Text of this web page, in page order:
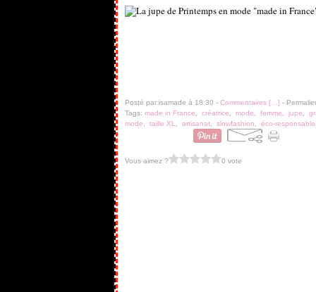
Posté par isamade à 18:30 - Commentaires [ ] -
Tags: made in France créatrice mode femme jupe
mode
taille XL artisanat slowfashion éco-responsable
Vous aimez ? 0 vote